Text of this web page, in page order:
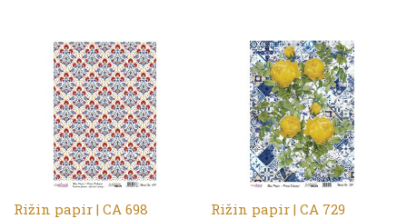
Rižin papir | CA 698 Rižin papir | CA 729